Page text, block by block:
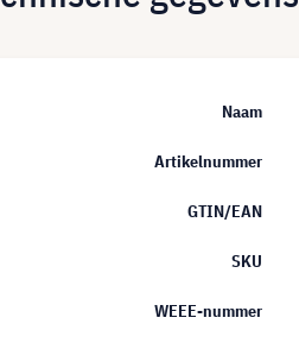
Naam
Artikelnummer
GTIN/EAN
SKU
WEEE-nummer